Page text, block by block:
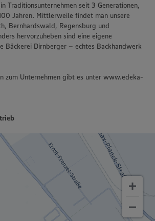
Traditionsunternehmen seit 3 Generationen,
Jahren. Mittlerweile findet man unsere
Bernhardswald, Regensburg und
hervorzuheben sind eine eigene
Bäckerei Dirnberger – echtes Backhandwerk
zum Unternehmen gibt es unter www.edeka-